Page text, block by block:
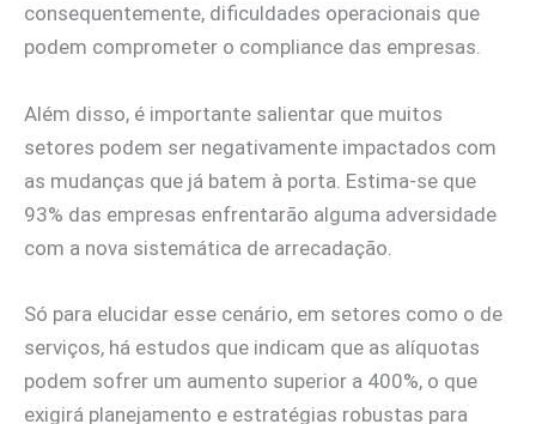
consequentemente, dificuldades operacionais que
podem comprometer o compliance das empresas.
Além disso, é importante salientar que muitos
setores podem ser negativamente impactados com
as mudanças que já batem à porta. Estima-se que
93% das empresas enfrentarão alguma adversidade
com a nova sistemática de arrecadação.
Só para elucidar esse cenário, em setores como o de
serviços, há estudos que indicam que as alíquotas
podem sofrer um aumento superior a 400%, o que
exigirá planejamento e estratégias robustas para